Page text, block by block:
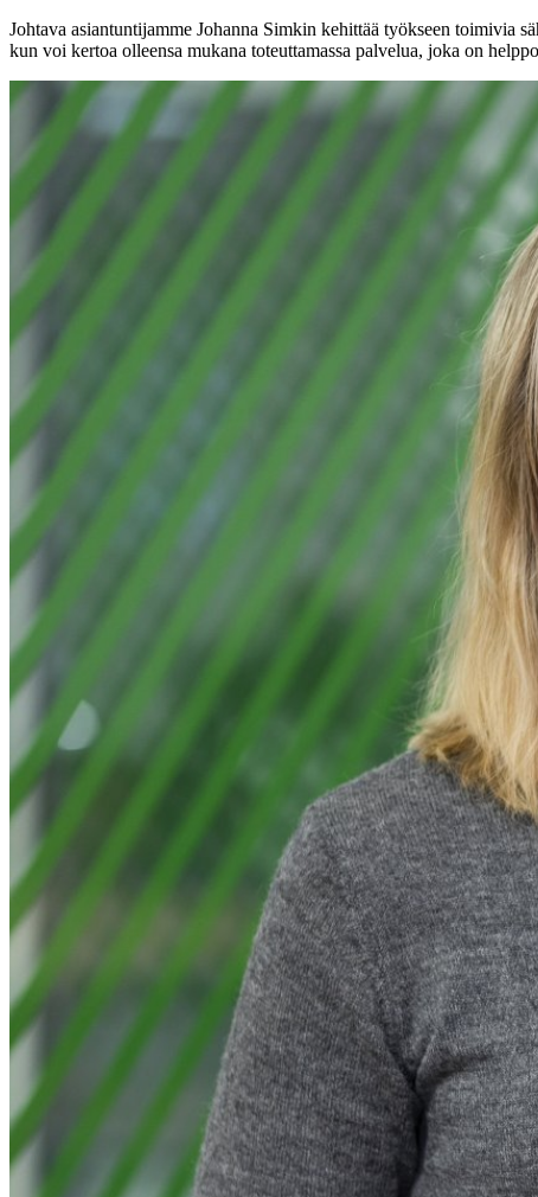
Johtava asiantuntijamme Johanna Simkin kehittää työkseen toimivia
kun voi kertoa olleensa mukana toteuttamassa palvelua, joka on